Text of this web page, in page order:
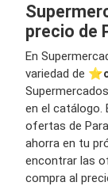
precio de
En
variedad de ⭐️
en el catálogo.
ofertas de
ahorra en tu
encontrar las
compra al